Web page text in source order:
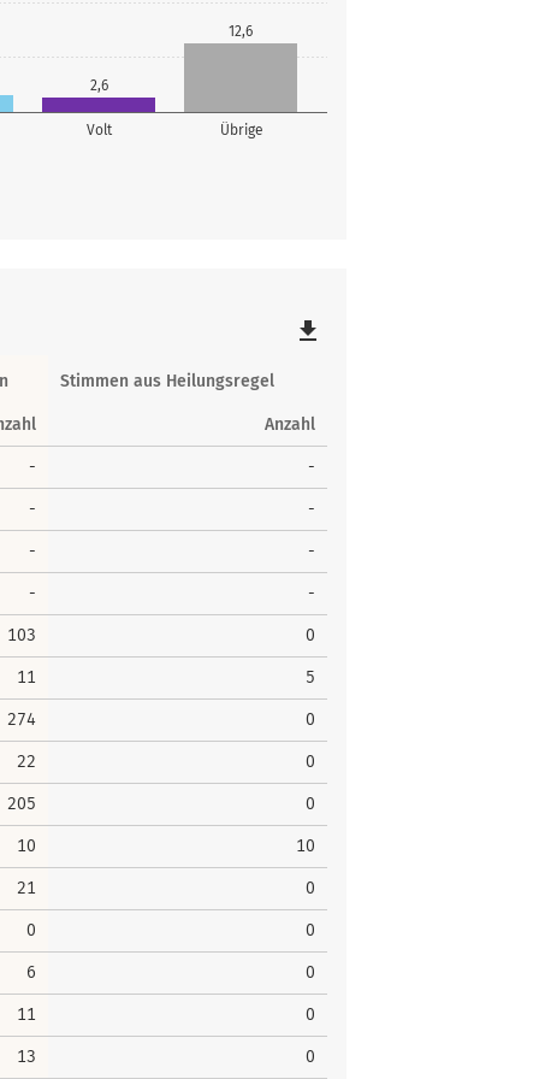
Volt Übrige
2,6
12,6
file_download
Stimmen aus Heilungsregel
Anzahl
- -
- -
- -
- -
103 0
11 5
274 0
22 0
205 0
10 10
21 0
0 0
6 0
11 0
13 0